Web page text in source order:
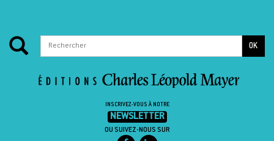
OK
INSCRIVEZ-VOUS À NOTRE
NEWSLETTER
OU SUIVEZ-NOUS SUR